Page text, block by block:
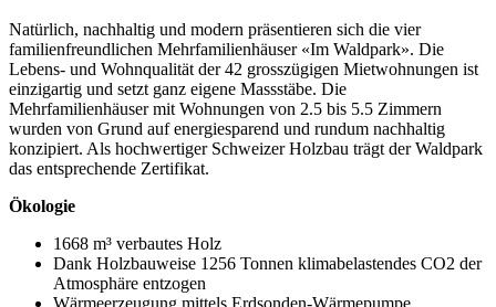
Natürlich, nachhaltig und modern präsentieren sich die vier
familienfreundlichen Mehrfamilienhäuser «Im Waldpark». Die
Lebens- und Wohnqualität der 42 grosszügigen Mietwohnungen ist
einzigartig und setzt ganz eigene Massstäbe. Die
Mehrfamilienhäuser mit Wohnungen von 2.5 bis 5.5 Zimmern
wurden von Grund auf energiesparend und rundum nachhaltig
konzipiert. Als hochwertiger Schweizer Holzbau trägt der Waldpark
das entsprechende Zertifikat.
Ökologie
1668 m³ verbautes Holz
Dank Holzbauweise 1256 Tonnen klimabelastendes CO2 der
Atmosphäre entzogen